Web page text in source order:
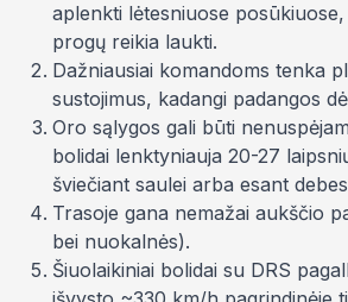
aplenkti lėtesniuose
progų reikia laukti.
Dažniausiai komandoms tenka
sustojimus, kadangi padangos
Oro sąlygos gali būti
bolidai lenktyniauja 20-27
šviečiant saulei arba esant
Trasoje gana nemažai aukščio
bei nuokalnės).
Šiuolaikiniai bolidai su DRS